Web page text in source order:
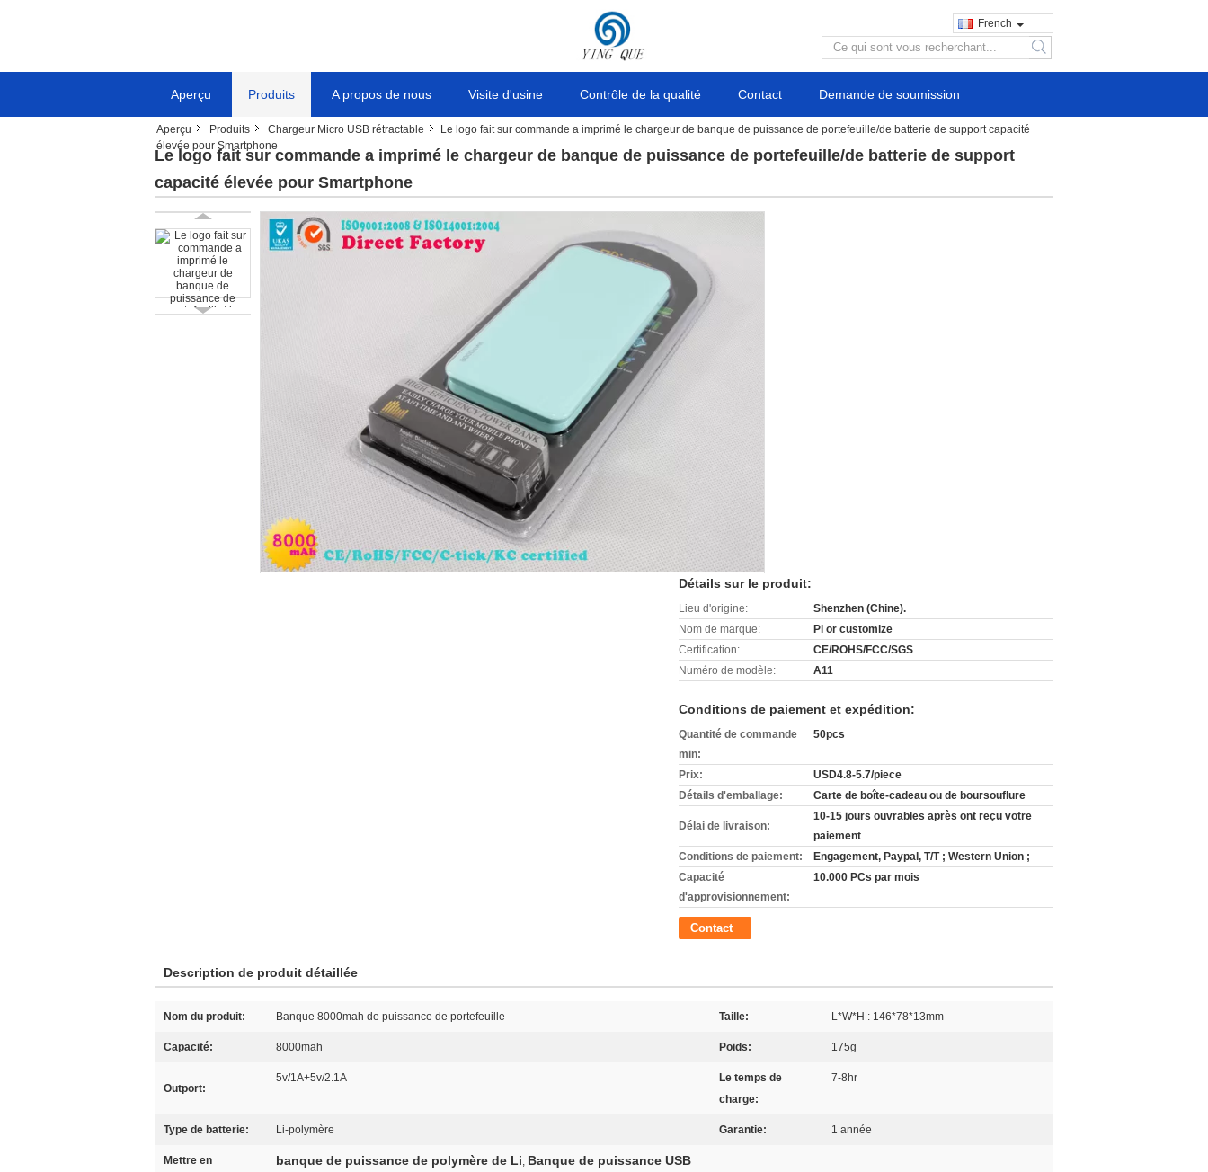
French
search
Aperçu Produits A propos de nous Visite d'usine Contrôle de la qualité Contact Demande de soumission
Aperçu Produits Chargeur Micro USB rétractable
Le logo fait sur commande a imprimé le chargeur de banque de puissance de portefeuille/de batterie de support capacité
élevée pour Smartphone
Le logo fait sur commande a imprimé le chargeur de banque de puissance de portefeuille/de batterie de support
capacité élevée pour Smartphone
Détails sur le produit:
Lieu d'origine:
Shenzhen (Chine).
Nom de marque:
Pi or customize
Certification:
CE/ROHS/FCC/SGS
Numéro de modèle:
A11
Conditions de paiement et expédition:
Quantité de commande
min:
50pcs
Prix:
USD4.8-5.7/piece
Détails d'emballage:
Carte de boîte-cadeau ou de boursouflure
Délai de livraison:
10-15 jours ouvrables après ont reçu votre
paiement
Conditions de paiement:
Engagement, Paypal, T/T ; Western Union ;
Capacité
d'approvisionnement:
10.000 PCs par mois
Contact
Description de produit détaillée
Nom du produit: Banque 8000mah de puissance de portefeuille Taille: L*W*H : 146*78*13mm
Capacité: 8000mah Poids: 175g
Outport:
5v/1A+5v/2.1A
Le temps de
charge:
7-8hr
Type de batterie: Li-polymère Garantie: 1 année
Mettre en
banque de puissance de polymère de Li, Banque de puissance USB